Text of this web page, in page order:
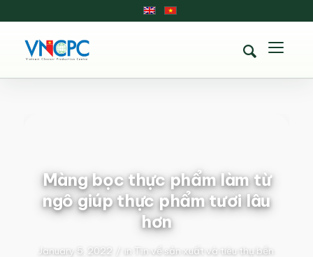
Màng bọc thực phẩm làm từ
ngô giúp thực phẩm tươi lâu
hơn
January 5, 2022 in Tin về sản xuất và tiêu thụ bền